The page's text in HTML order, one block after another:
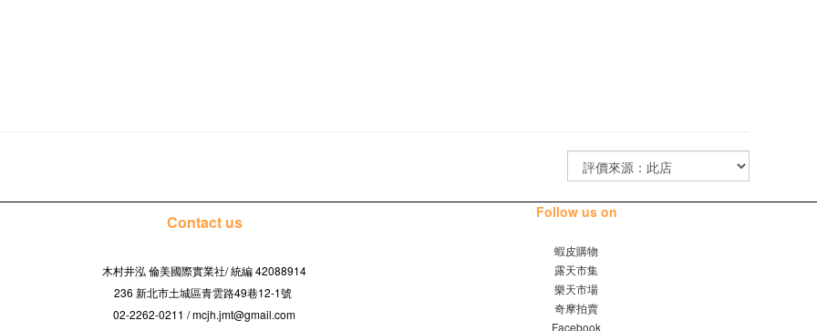
Contact us
木村井泓 倫美國際實業社/統編 42088914
236 新北市土城區青雲路49巷12-1號
02-2262-0211 / mcjh.jmt@gmail.com
Follow us on
蝦皮購物
露天市集
樂天市場
奇摩拍賣
Facebook